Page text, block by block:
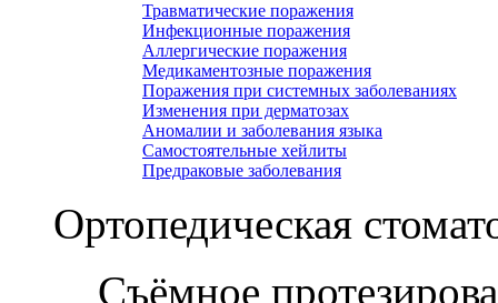
Травматические поражения
Инфекционные поражения
Аллергические поражения
Медикаментозные поражения
Поражения при системных заболеваниях
Изменения при дерматозах
Аномалии и заболевания языка
Самостоятельные хейлиты
Предраковые заболевания
Ортопедическая
Съёмное